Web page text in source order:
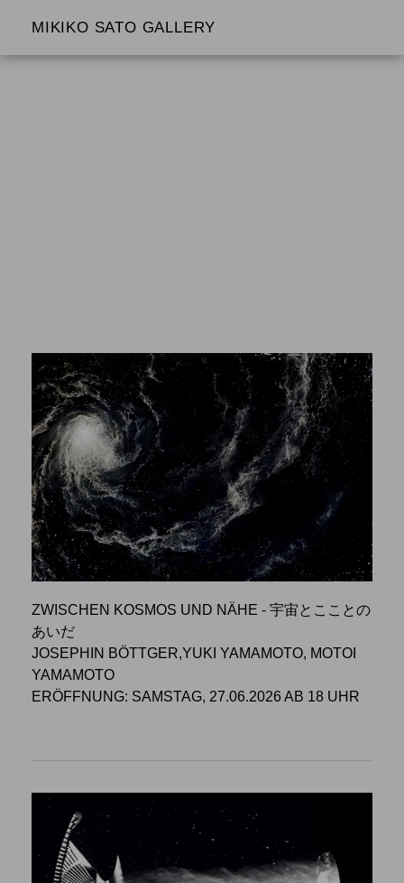
MIKIKO SATO GALLERY
ZWISCHEN KOSMOS UND NÄHE - 宇宙とこことの
あいだ
JOSEPHIN BÖTTGER,YUKI YAMAMOTO, MOTOI
YAMAMOTO
ERÖFFNUNG: SAMSTAG, 27.06.2026 AB 18 UHR